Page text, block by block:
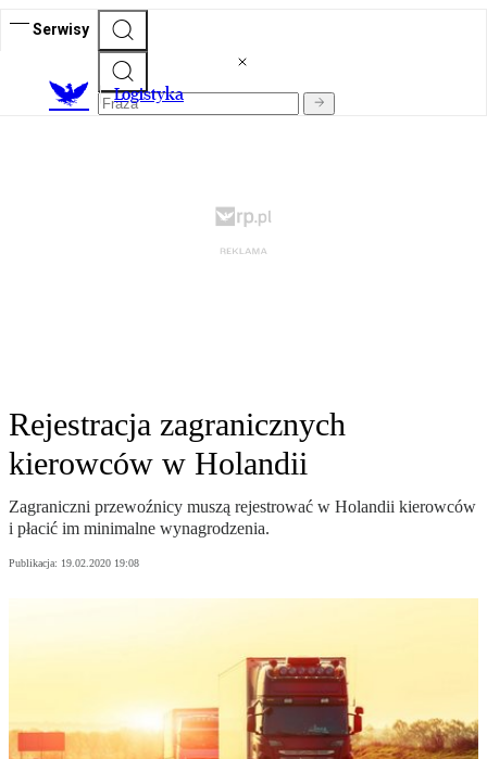
Serwisy
Logistyka
Rejestracja zagranicznych
kierowców w Holandii
Zagraniczni przewoźnicy muszą rejestrować w Holandii kierowców
i płacić im minimalne wynagrodzenia.
Publikacja: 19.02.2020 19:08